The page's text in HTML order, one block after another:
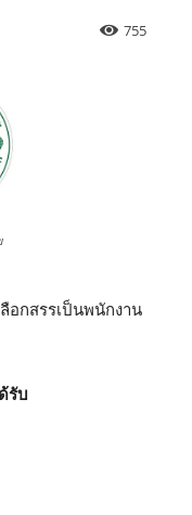
755
อกสรรเป็นพนักงาน
รับ